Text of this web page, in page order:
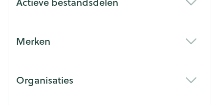
Merken
Organisaties